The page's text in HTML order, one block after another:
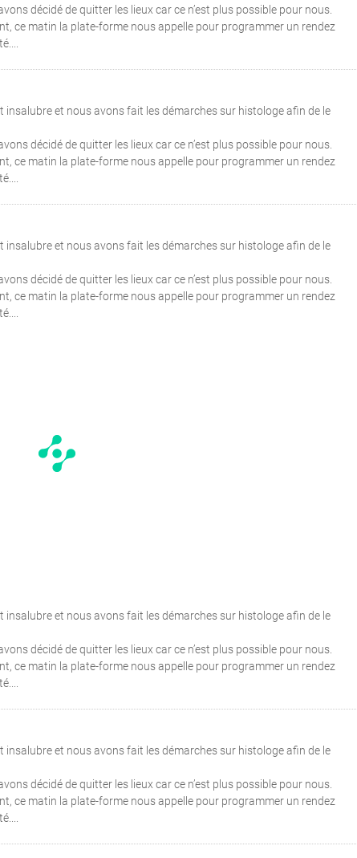
décidé de quitter les lieux car ce n’est plus possible pour nous.
ce matin la plate-forme nous appelle pour programmer un rendez
insalubre et nous avons fait les démarches sur histologe afin de le
décidé de quitter les lieux car ce n’est plus possible pour nous.
ce matin la plate-forme nous appelle pour programmer un rendez
insalubre et nous avons fait les démarches sur histologe afin de le
décidé de quitter les lieux car ce n’est plus possible pour nous.
ce matin la plate-forme nous appelle pour programmer un rendez
insalubre et nous avons fait les démarches sur histologe afin de le
décidé de quitter les lieux car ce n’est plus possible pour nous.
ce matin la plate-forme nous appelle pour programmer un rendez
insalubre et nous avons fait les démarches sur histologe afin de le
décidé de quitter les lieux car ce n’est plus possible pour nous.
ce matin la plate-forme nous appelle pour programmer un rendez